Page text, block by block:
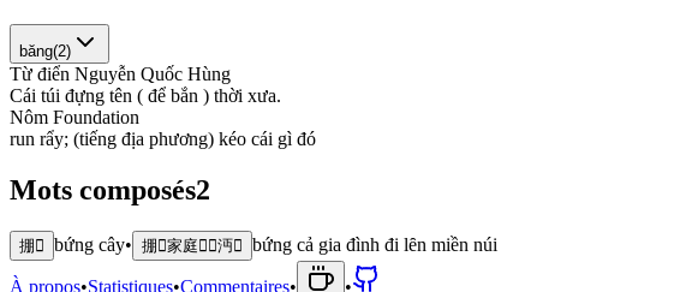
băng(2)
Từ điển Nguyễn Quốc Hùng
Cái túi đựng tên ( để bắn ) thời xưa.
Nôm Foundation
run rẩy; (tiếng địa phương) kéo cái gì đó
Mots composés2
掤𣘃 bứng cây• 掤𪥘家庭𠫾𬨠沔𡶀 bứng cả gia đình đi lȇn miền núi
À propos•Statistiques•Commentaires•
•